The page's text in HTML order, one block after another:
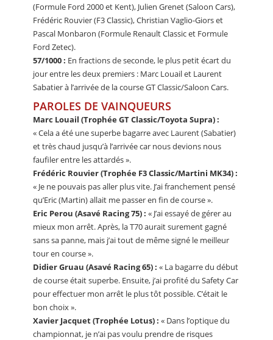
(Formule Ford 2000 et Kent), Julien Grenet (Saloon Cars),
Frédéric Rouvier (F3 Classic), Christian Vaglio-Giors et
Pascal Monbaron (Formule Renault Classic et Formule
Ford Zetec).
57/1000 : En fractions de seconde, le plus petit écart du
jour entre les deux premiers : Marc Louail et Laurent
Sabatier à l’arrivée de la course GT Classic/Saloon Cars.
PAROLES DE VAINQUEURS
Marc Louail (Trophée GT Classic/Toyota Supra) :
« Cela a été une superbe bagarre avec Laurent (Sabatier)
et très chaud jusqu’à l’arrivée car nous devions nous
faufiler entre les attardés ».
Frédéric Rouvier (Trophée F3 Classic/Martini MK34) :
« Je ne pouvais pas aller plus vite. J’ai franchement pensé
qu’Eric (Martin) allait me passer en fin de course ».
Eric Perou (Asavé Racing 75) : « J’ai essayé de gérer au
mieux mon arrêt. Après, la T70 aurait surement gagné
sans sa panne, mais j’ai tout de même signé le meilleur
tour en course ».
Didier Gruau (Asavé Racing 65) : « La bagarre du début
de course était superbe. Ensuite, j’ai profité du Safety Car
pour effectuer mon arrêt le plus tôt possible. C’était le
bon choix ».
Xavier Jacquet (Trophée Lotus) : « Dans l’optique du
championnat, je n’ai pas voulu prendre de risques